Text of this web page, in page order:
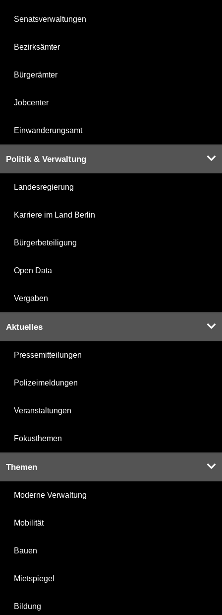
Senatsverwaltungen
Bezirksämter
Bürgerämter
Jobcenter
Einwanderungsamt
Politik & Verwaltung
Landesregierung
Karriere im Land Berlin
Bürgerbeteiligung
Open Data
Vergaben
Aktuelles
Pressemitteilungen
Polizeimeldungen
Veranstaltungen
Fokusthemen
Themen
Moderne Verwaltung
Mobilität
Bauen
Mietspiegel
Bildung